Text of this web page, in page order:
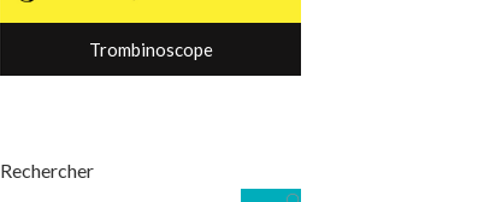
Trombinoscope
Rechercher